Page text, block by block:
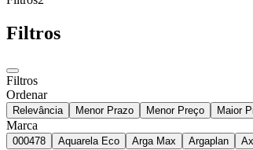
Filtros
Filtros
Ordenar
Relevância Menor Prazo Menor Preço Maior
Marca
000478 Aquarela Eco Arga Max Argaplan